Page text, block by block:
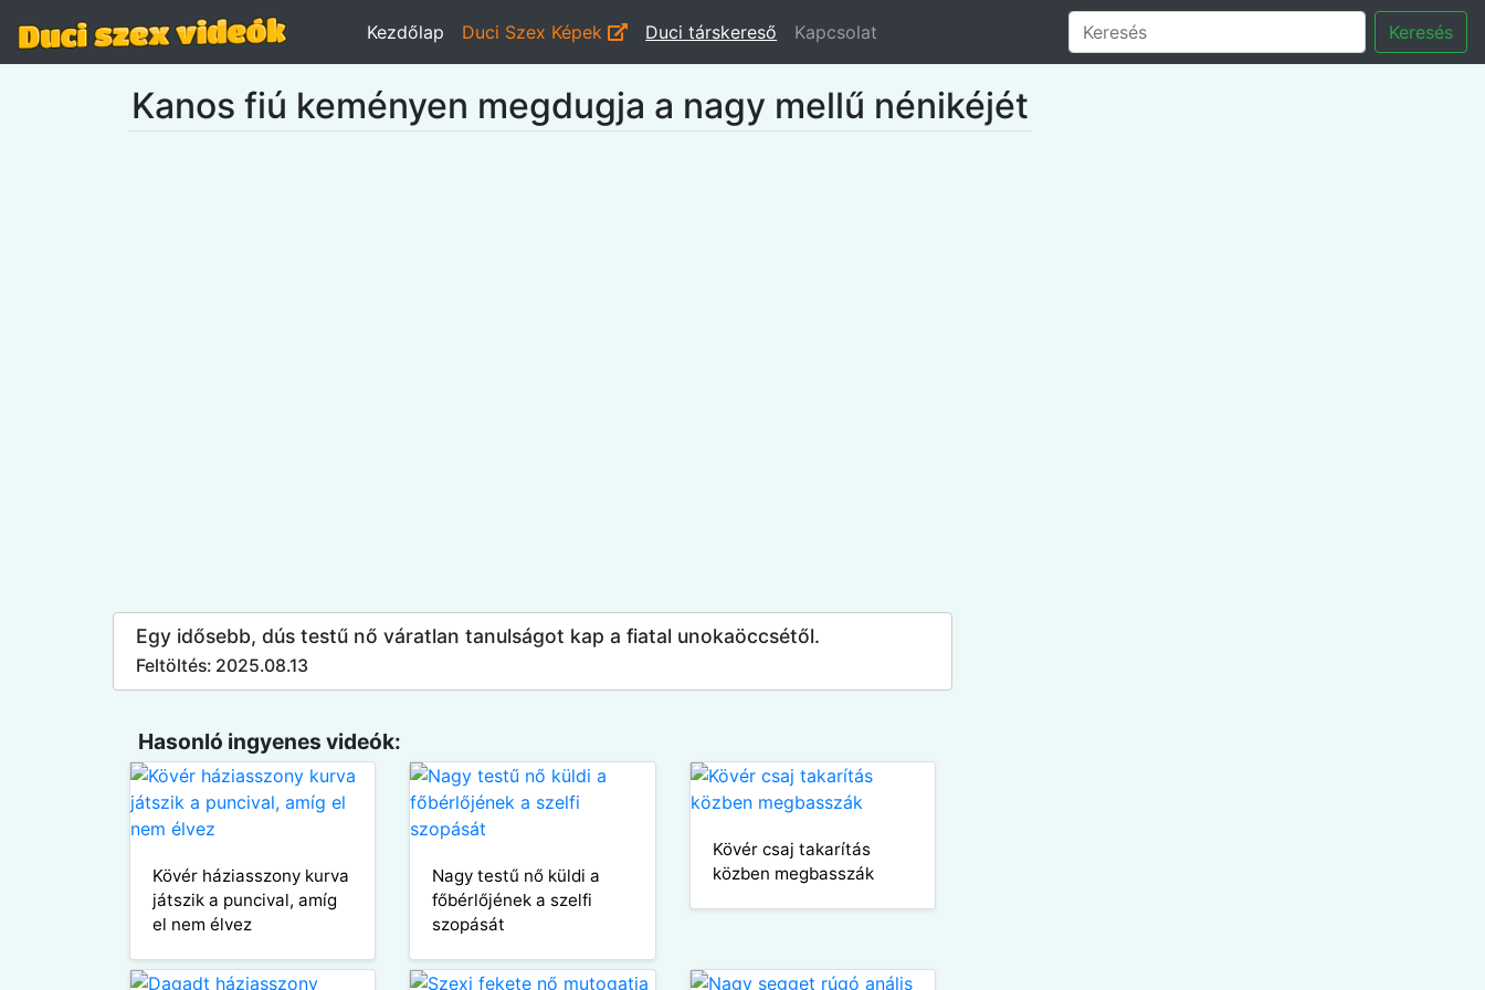
Kezdőlap Duci Szex Képek Duci társkereső Kapcsolat Keresés
Kanos fiú keményen megdugja a nagy mellű nénikéjét
Egy idősebb, dús testű nő váratlan tanulságot kap a fiatal unokaöccsétől.
Feltöltés: 2025.08.13
Hasonló ingyenes videók:
Kövér háziasszony kurva
játszik a puncival, amíg
el nem élvez
Nagy testű nő küldi a
főbérlőjének a szelfi
szopását
Kövér csaj takarítás
közben megbasszák